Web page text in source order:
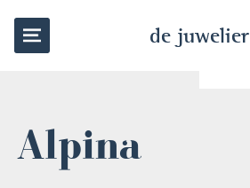
de juwelier
Alpina
TERUG NAAR OVERZICHT